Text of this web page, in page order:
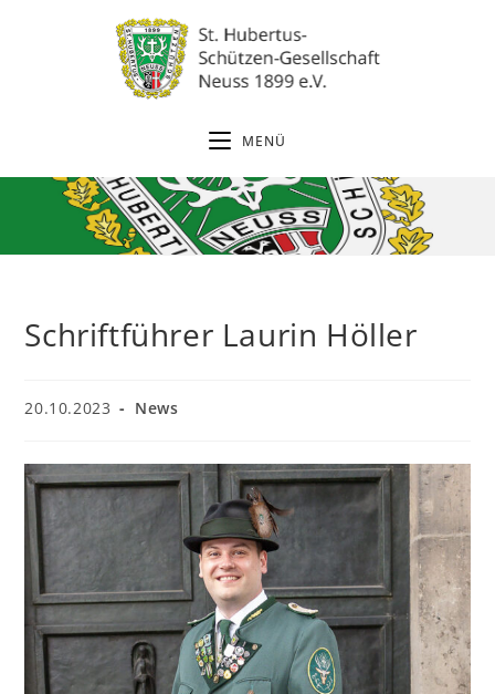
MENÜ
Schriftführer Laurin Höller
Beitrag
20.10.2023
Beitrags-
News